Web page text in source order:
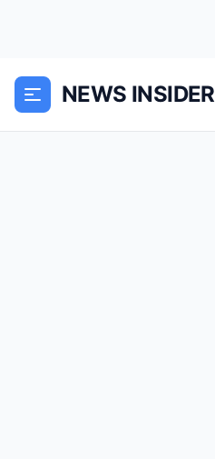
NEWS INSIDER